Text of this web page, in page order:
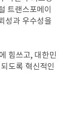
트랜스포메이
성과 우수성을
힘쓰고, 대한민
도록 혁신적인